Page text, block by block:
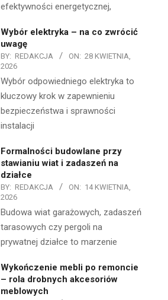
efektywności energetycznej,
Wybór elektryka – na co zwrócić
uwagę
BY: REDAKCJA ON: 28 KWIETNIA,
2026
Wybór odpowiedniego elektryka to
kluczowy krok w zapewnieniu
bezpieczeństwa i sprawności
instalacji
Formalności budowlane przy
stawianiu wiat i zadaszeń na
działce
BY: REDAKCJA ON: 14 KWIETNIA,
2026
Budowa wiat garażowych, zadaszeń
tarasowych czy pergoli na
prywatnej działce to marzenie
Wykończenie mebli po remoncie
– rola drobnych akcesoriów
meblowych